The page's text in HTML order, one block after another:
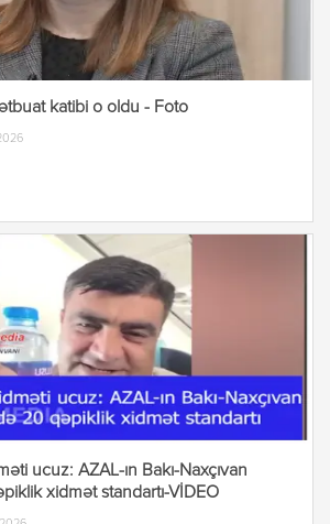
katibi o oldu - Foto
ucuz: AZAL-ın Bakı-Naxçıvan
xidmət standartı-VİDEO